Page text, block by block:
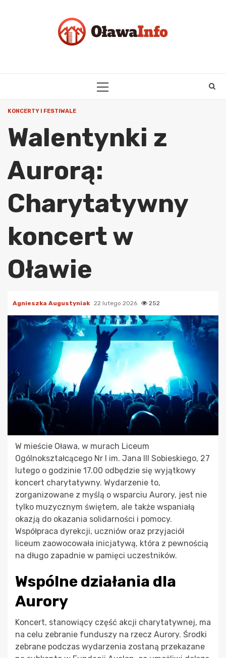
PRIMARY
KONCERTY I FESTIWALE
Walentynki z
Aurorą:
Charytatywny
koncert w
Oławie
Agnieszka Augustyniak 22 lutego 2026 252
W mieście Oława, w murach Liceum
Ogólnokształcącego Nr I im. Jana III Sobieskiego, 27
lutego o godzinie 17.00 odbędzie się wyjątkowy
koncert charytatywny. Wydarzenie to,
zorganizowane z myślą o wsparciu Aurory, jest nie
tylko muzycznym świętem, ale także wspaniałą
okazją do okazania solidarności i pomocy.
Współpraca dyrekcji, uczniów oraz przyjaciół
liceum zaowocowała inicjatywą, która z pewnością
na długo zapadnie w pamięci uczestników.
Wspólne działania dla
Aurory
Koncert, stanowiący część akcji charytatywnej, ma
na celu zebranie funduszy na rzecz Aurory. Środki
zebrane podczas wydarzenia zostaną przekazane